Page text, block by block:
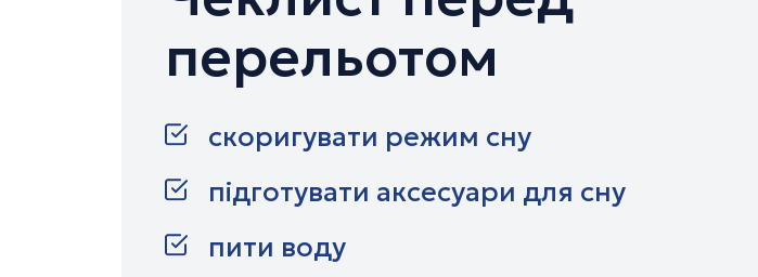
перельотом
скоригувати режим сну
підготувати аксесуари для сну
пити воду